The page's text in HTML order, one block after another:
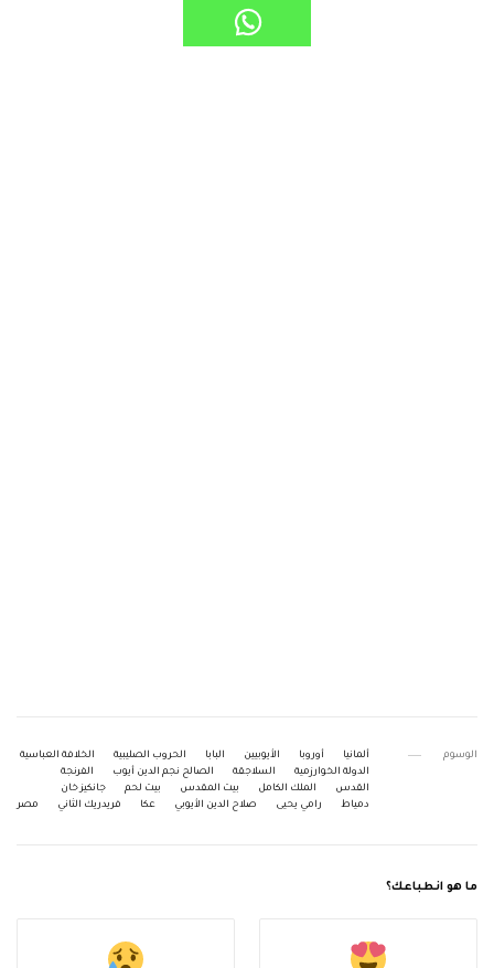
الوسوم ألمانيا أوروبا الأيوبيين البابا الحروب الصليبية
الخلافة العباسية
الدولة الخوارزمية
السلاجقة الصالح نجم الدين أيوب
الفرنجة
القدس
الملك الكامل بيت المقدس بيت لحم
جانكيز خان
دمياط
رامي يحيى صلاح الدين الأيوبي عكا فريدريك الثاني مصر
ما هو انطباعك؟